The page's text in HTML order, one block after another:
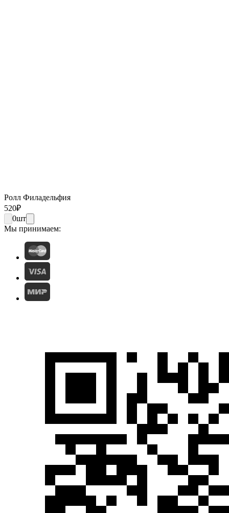
Ролл Филадельфия
520₽
0шт
Мы принимаем: